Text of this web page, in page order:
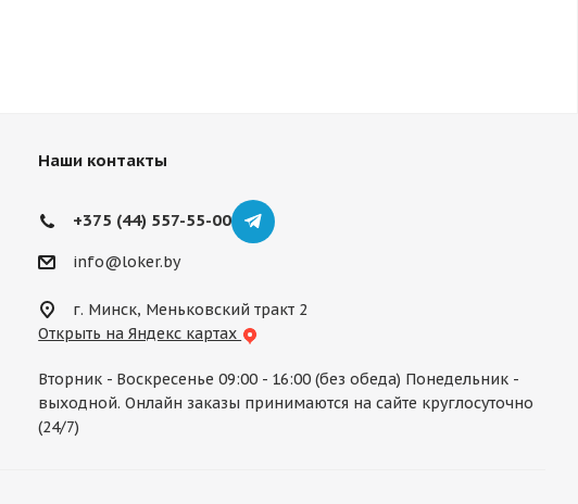
Наши контакты
+375 (44) 557-55-00
info@loker.by
г. Минск, Меньковский тракт 2
Открыть на Яндекс картах
Вторник - Воскресенье 09:00 - 16:00 (без обеда) Понедельник -
выходной. Онлайн заказы принимаются на сайте круглосуточно
(24/7)